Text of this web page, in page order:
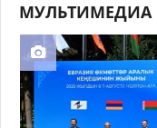
МУЛЬТИМЕДИА